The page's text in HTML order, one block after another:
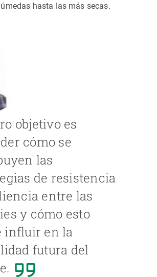
hasta las más secas.
objetivo es
cómo se
las
de resistencia
entre las
y cómo esto
influir en la
futura del